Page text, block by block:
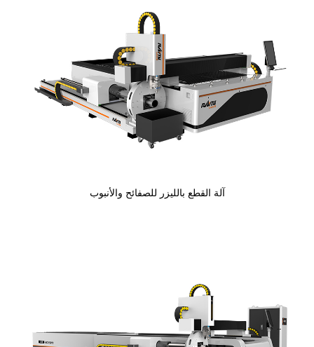
آلة القطع بالليزر للصفائح والأنبوب